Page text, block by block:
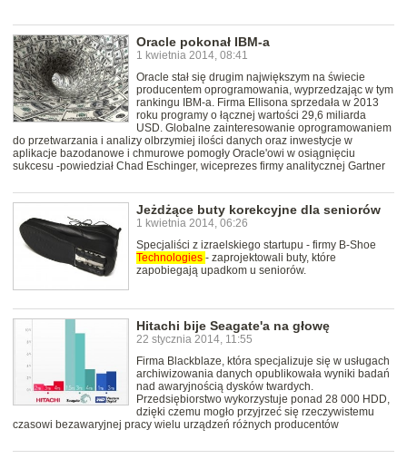
Oracle pokonał IBM-a
1 kwietnia 2014, 08:41
Oracle stał się drugim największym na świecie
producentem oprogramowania, wyprzedzając w tym
rankingu IBM-a. Firma Ellisona sprzedała w 2013
roku programy o łącznej wartości 29,6 miliarda
USD. Globalne zainteresowanie oprogramowaniem
do przetwarzania i analizy olbrzymiej ilości danych oraz inwestycje w
aplikacje bazodanowe i chmurowe pomogły Oracle'owi w osiągnięciu
sukcesu -powiedział Chad Eschinger, wiceprezes firmy analitycznej Gartner
Jeżdżące buty korekcyjne dla seniorów
1 kwietnia 2014, 06:26
Specjaliści z izraelskiego startupu - firmy B-Shoe
Technologies - zaprojektowali buty, które
zapobiegają upadkom u seniorów.
Hitachi bije Seagate'a na głowę
22 stycznia 2014, 11:55
Firma Blackblaze, która specjalizuje się w usługach
archiwizowania danych opublikowała wyniki badań
nad awaryjnością dysków twardych.
Przedsiębiorstwo wykorzystuje ponad 28 000 HDD,
dzięki czemu mogło przyjrzeć się rzeczywistemu
czasowi bezawaryjnej pracy wielu urządzeń różnych producentów